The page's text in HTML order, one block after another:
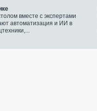
вместе с экспертами
автоматизация и ИИ в